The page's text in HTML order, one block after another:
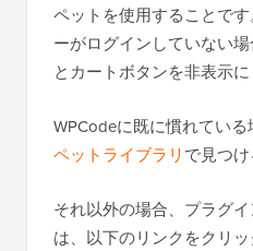
ペットを使用することで
ーがログインしていない
とカートボタンを非表示に
WPCodeに既に慣れている
ペットライブラリ で見つけ
それ以外の場合、プラグ
は、以下のリンクをクリッ